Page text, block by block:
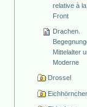
relative à la
Front
Drachen.
Mittelalter
Moderne
Drossel